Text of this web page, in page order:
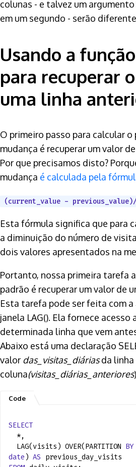
colunas - e talvez um argumento
em um segundo - serão
Usando a
para recuperar
uma linha
O primeiro passo para calcular
mudança é recuperar um valor
Por que precisamos disto?
mudança é calculada pela
(current_value -
Esta fórmula significa que para
a diminuição do número de
dois valores apresentados na
Portanto, nossa primeira tarefa
padrão é recuperar um valor de
Esta tarefa pode ser feita com a
janela LAG(). Ela fornece acesso
determinada linha que vem
Abaixo está uma declaração
valor das_visitas_diáriasda linha
coluna(visitas_diárias_anteriores
SELECT
*,
LAG(visits) OVER(PARTITION BY
date ) AS previous_day_visits